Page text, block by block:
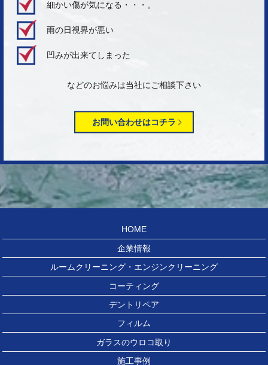
細かい傷が気になる・・・。
雨の日視界が悪い
凹みが出来てしまった
などのお悩みは当社にご相談下さい
お問い合わせはコチラ
HOME
企業情報
ルームクリーニング・エンジンクリーニング
コーティング
デントリペア
フィルム
ガラスのウロコ取り
施工事例